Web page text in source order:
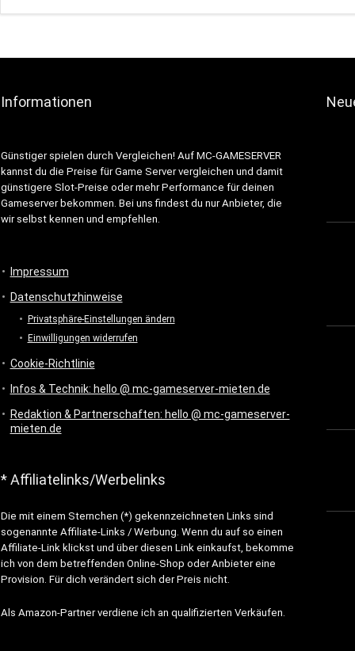
Informationen
Günstiger spielen durch Vergleichen! Auf MC-GAMESERVER
kannst du die Preise für Game Server vergleichen und damit
günstigere Slot-Preise oder mehr Performance für deinen
Gameserver bekommen. Bei uns findest du nur Anbieter, die
wir selbst kennen und empfehlen.
Impressum
Datenschutzhinweise
Privatsphäre-Einstellungen ändern
Einwilligungen widerrufen
Cookie-Richtlinie
Infos & Technik: hello @ mc-gameserver-mieten.de
Redaktion & Partnerschaften: hello @ mc-gameserver-
mieten.de
* Affiliatelinks/Werbelinks
Die mit einem Sternchen (*) gekennzeichneten Links sind
sogenannte Affiliate-Links / Werbung. Wenn du auf so einen
Affiliate-Link klickst und über diesen Link einkaufst, bekomme
ich von dem betreffenden Online-Shop oder Anbieter eine
Provision. Für dich verändert sich der Preis nicht.
Als Amazon-Partner verdiene ich an qualifizierten Verkäufen.